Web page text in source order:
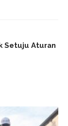
Setuju Aturan